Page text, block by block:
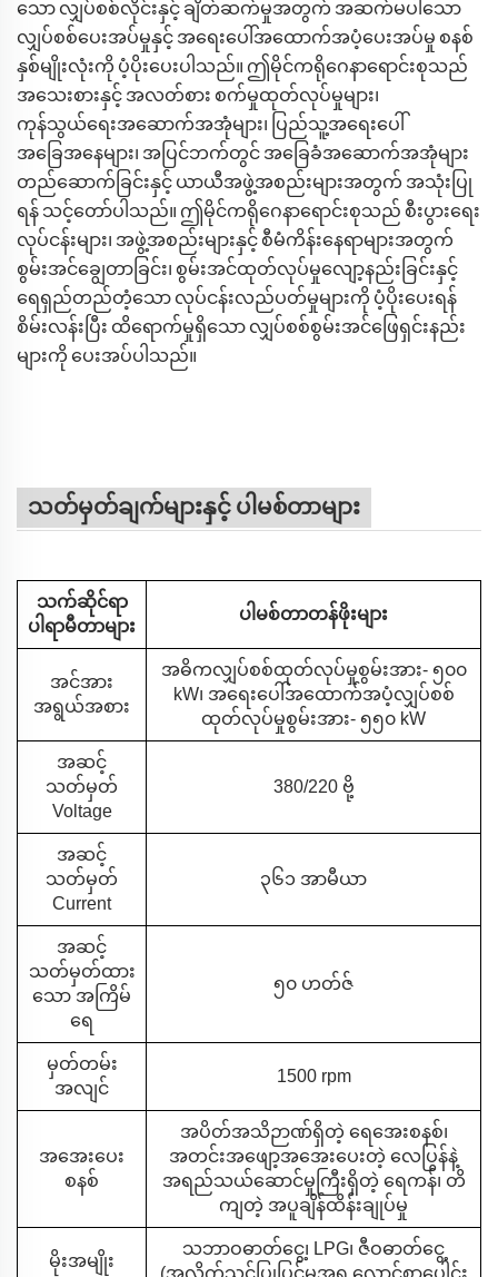
သော လျှပ်စစ်လိုင်းနှင့် ချိတ်ဆက်မှုအတွက် အဆက်မပါသော
လျှပ်စစ်ပေးအပ်မှုနှင့် အရေးပေါ်အထောက်အပံ့ပေးအပ်မှု စနစ်
နှစ်မျိုးလုံးကို ပံ့ပိုးပေးပါသည်။ ဤမိုင်ကရိုဂေနာရောင်းစုသည်
အသေးစားနှင့် အလတ်စား စက်မှုထုတ်လုပ်မှုများ၊
ကုန်သွယ်ရေးအဆောက်အအုံများ၊ ပြည်သူ့အရေးပေါ်
အခြေအနေများ၊ အပြင်ဘက်တွင် အခြေခံအဆောက်အအုံများ
တည်ဆောက်ခြင်းနှင့် ယာယီအဖွဲ့အစည်းများအတွက် အသုံးပြု
ရန် သင့်တော်ပါသည်။ ဤမိုင်ကရိုဂေနာရောင်းစုသည် စီးပွားရေး
လုပ်ငန်းများ၊ အဖွဲ့အစည်းများနှင့် စီမံကိန်းနေရာများအတွက်
စွမ်းအင်ချွေတာခြင်း၊ စွမ်းအင်ထုတ်လုပ်မှုလျော့နည်းခြင်းနှင့်
ရေရှည်တည်တံ့သော လုပ်ငန်းလည်ပတ်မှုများကို ပံ့ပိုးပေးရန်
စိမ်းလန်းပြီး ထိရောက်မှုရှိသော လျှပ်စစ်စွမ်းအင်ဖြေရှင်းနည်း
များကို ပေးအပ်ပါသည်။
သတ်မှတ်ချက်များနှင့် ပါမစ်တာများ
သက်ဆိုင်ရာ
ပါရာမီတာများ
ပါမစ်တာတန်ဖိုးများ
အင်အား
အရွယ်အစား
အဓိကလျှပ်စစ်ထုတ်လုပ်မှုစွမ်းအား- ၅၀၀
kW၊ အရေးပေါ်အထောက်အပံ့လျှပ်စစ်
ထုတ်လုပ်မှုစွမ်းအား- ၅၅၀ kW
အဆင့်
သတ်မှတ်
Voltage
380/220 ဗို့
အဆင့်
သတ်မှတ်
Current
၃၆၁ အာမီယာ
အဆင့်
သတ်မှတ်ထား
သော အကြိမ်
ရေ
၅၀ ဟတ်ဇ်
မှတ်တမ်း
အလျင်
1500 rpm
အအေးပေး
စနစ်
အပိတ်အသိဉာဏ်ရှိတဲ့ ရေအေးစနစ်၊
အတင်းအဖျော့အအေးပေးတဲ့ လေပြွန်နဲ့
အရည်သယ်ဆောင်မှုကြီးရှိတဲ့ ရေကန်၊ တိ
ကျတဲ့ အပူချိန်ထိန်းချုပ်မှု
မိုးအမျိုး
သဘာဝဓာတ်ငွေ့၊ LPG၊ ဇီဝဓာတ်ငွေ့
(အလိုက်သင့်ပြုပြင်မှုအရ လောင်စာပေါင်း